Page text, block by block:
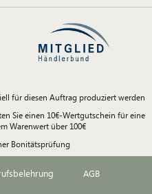
für diesen Auftrag produziert werden
Sie einen 10€-Wertgutschein für eine
Warenwert über 100€
Bonitätsprüfung
AGB